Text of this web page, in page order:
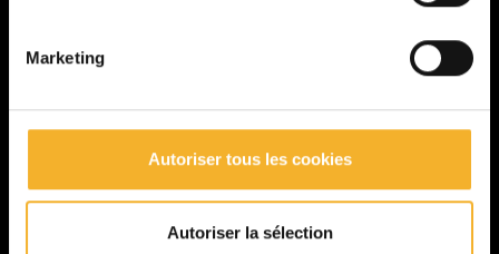
Marketing
Autoriser tous les cookies
Autoriser la sélection
Galerie